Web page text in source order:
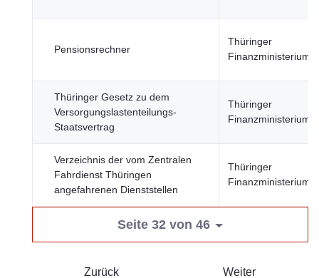
Pensionsrechner
Thüringer
Finanzministerium
Thüringer Gesetz zu dem
Versorgungslastenteilungs-
Staatsvertrag
Thüringer
Finanzministerium
Verzeichnis der vom Zentralen
Fahrdienst Thüringen
angefahrenen Dienststellen
Thüringer
Finanzministerium
Seite 32 von 46
Zurück Weiter